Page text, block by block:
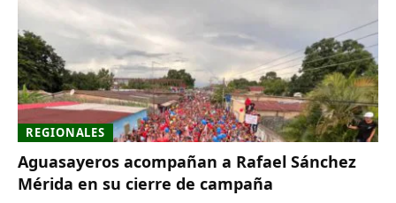
REGIONALES
Aguasayeros acompañan a Rafael Sánchez
Mérida en su cierre de campaña